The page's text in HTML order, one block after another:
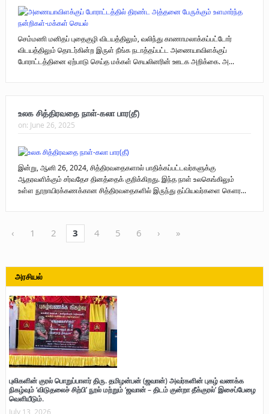
செம்மணி மனிதப் புதைகுழி விடயத்திலும், வலிந்து காணாமலாக்கப்பட்டோர்
விடயத்திலும் தொடர்கின்ற இருள் நீங்க நடாத்தப்பட்ட அணையாவிளக்குப்
போராட்டத்தினை ஏற்பாடு செய்த மக்கள் செயலினரின் ஊடக அறிக்கை. அ...
உலக சித்திரவதை நாள்-கலா பார(தீ)
on: June 26, 2025
இன்று, ஆனி 26, 2024, சித்திரவதைகளால் பாதிக்கப்பட்டவர்களுக்கு
ஆதரவளிக்கும் சர்வதேச தினத்தைக் குறிக்கிறது. இந்த நாள் உலகெங்கிலும்
உள்ள நூறாயிரக்கணக்கான சித்திரவதைகளில் இருந்து தப்பியவர்களை கௌர...
‹ 1 2 3 4 5 6 › »
அரசியல்
புலிகளின் குரல் பொறுப்பாளர் திரு. தமிழன்பன் (ஜவான்) அவர்களின் புகழ் வணக்க
நிகழ்வும் ‘விடுதலைச் சிற்பி’ நூல் மற்றும் ‘ஜவான் – திடம் குன்றா தீக்குரல்’ இசைப்பேழை
வெளியீடும்.
July 13, 2026